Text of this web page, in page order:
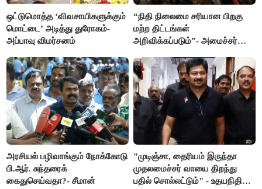
ஒட்டுமொத்த ‘விவசாயிகளுக்கும்
மொட்டை’ அடித்து துரோகம்-
அப்பாவு விமர்சனம்
“நிதி நிலைமை சரியான பிறகு
மற்ற திட்டங்கள்
அறிவிக்கப்படும்”- அமைச்சர்
அரசியல் பழிவாங்கும் நோக்கோடு
பி.ஆர். சுந்தரைக்
கைதுசெய்வதா?- சீமான்
"முடிஞ்சா, தைரியம் இருந்தா
முதலமைச்சர் வாயை திறந்து
பதில் சொல்லட்டும்" - உதயநிதி